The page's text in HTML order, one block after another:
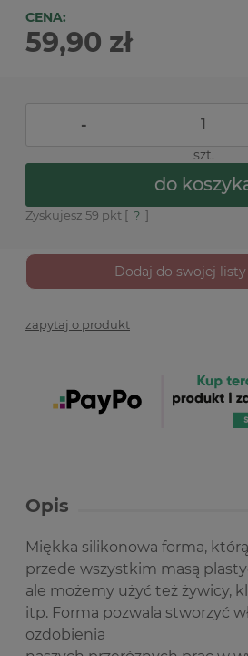
CENA:
59,90 zł
-
szt.
do
Zyskujesz 59 pkt [ ? ]
Dodaj do swojej listy
zapytaj o produkt
Opis
Miękka silikonowa forma,
przede wszystkim masą
ale możemy użyć też żywicy,
itp. Forma pozwala stworzyć
ozdobienia